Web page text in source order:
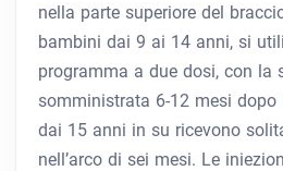
nella parte superiore del
bambini dai 9 ai 14 anni, si
programma a due dosi, con la
somministrata 6-12 mesi
dai 15 anni in su ricevono
nell’arco di sei mesi. Le